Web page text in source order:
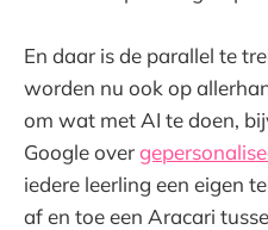
En daar is de parallel te
worden nu ook op
om wat met AI te doen,
Google over
iedere leerling een eigen
af en toe een Aracari